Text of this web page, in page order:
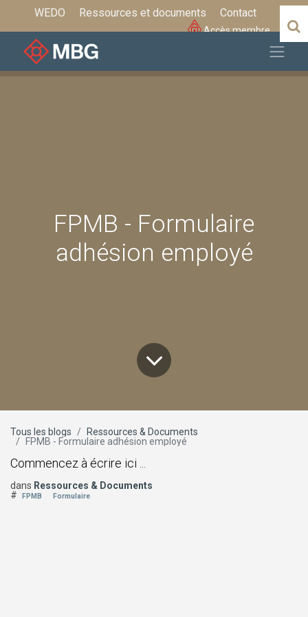
WEDO Ressources et documents Contact
Accès membre
FPMB - Formulaire
adhésion employé
Tous les blogs
Ressources & Documents
FPMB - Formulaire adhésion employé
Commencez à écrire ici ...
dans Ressources & Documents
#
FPMB Formulaire